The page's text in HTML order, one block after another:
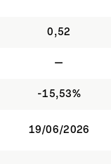
0,52
—
-15,53%
19/06/2026